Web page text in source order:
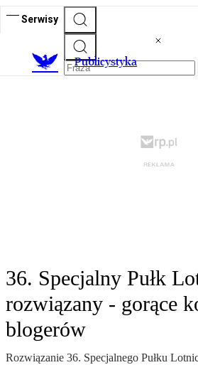
Serwisy
Publicystyka
36. Specjalny Pułk
rozwiązany - gorące
blogerów
Rozwiązanie 36. Specjalnego Pułku